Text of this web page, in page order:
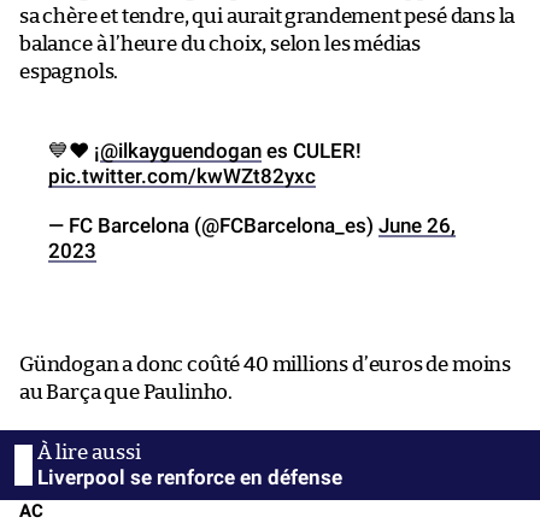
sa chère et tendre, qui aurait grandement pesé dans la
balance à l’heure du choix, selon les médias
espagnols.
💙❤ ¡@ilkayguendogan es CULER!
pic.twitter.com/kwWZt82yxc
— FC Barcelona (@FCBarcelona_es) June 26,
2023
Gündogan a donc coûté 40 millions d’euros de moins
au Barça que Paulinho.
Liverpool se renforce en défense
AC